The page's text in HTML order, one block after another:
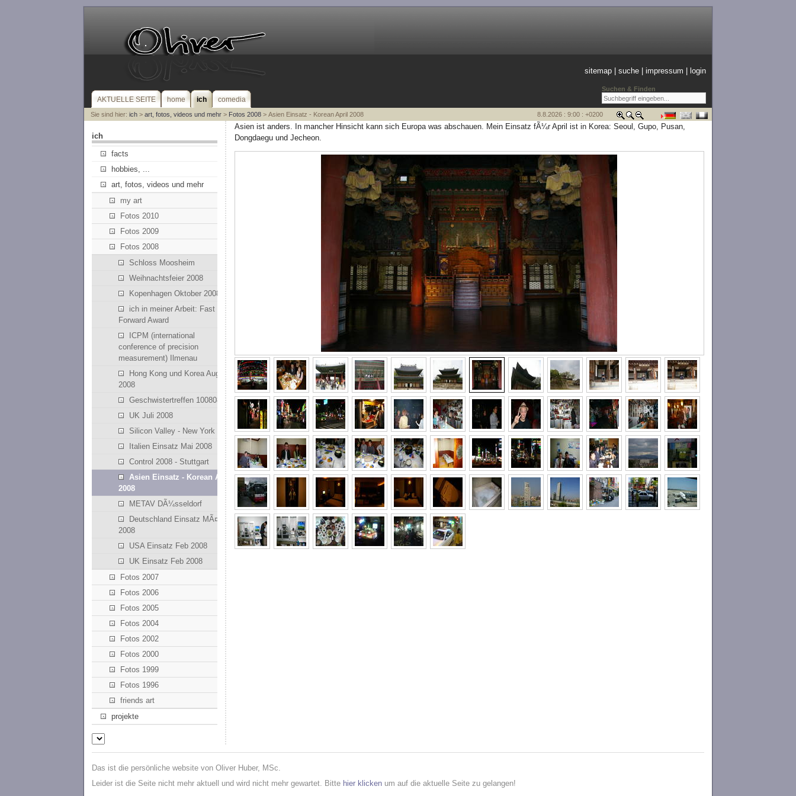
Suchen & Finden
sitemap |suche |impressum login
AKTUELLE SEITE home ich comedia
Sie sind hier: ich> art, fotos, videos und mehr> Fotos 2008> Asien Einsatz - Korean April 2008 8.8.2026 : 9:00 : +0200
ich
facts
hobbies, ...
art, fotos, videos und mehr
my art
Fotos 2010
Fotos 2009
Fotos 2008
Schloss Moosheim
Weihnachtsfeier 2008
Kopenhagen Oktober 2008
ich in meiner Arbeit: Fast
Forward Award
ICPM (international
conference of precision
measurement) Ilmenau
Hong Kong und Korea August
2008
Geschwistertreffen 100808
UK Juli 2008
Silicon Valley - New York
Italien Einsatz Mai 2008
Control 2008 - Stuttgart
Asien Einsatz - Korean April
2008
METAV DÃ¼sseldorf
Deutschland Einsatz MÃ¤rz
2008
USA Einsatz Feb 2008
UK Einsatz Feb 2008
Fotos 2007
Fotos 2006
Fotos 2005
Fotos 2004
Fotos 2002
Fotos 2000
Fotos 1999
Fotos 1996
friends art
projekte
Asien ist anders. In mancher Hinsicht kann sich Europa was abschauen. Mein Einsatz fÃ¼r April ist in Korea: Seoul, Gupo, Pusan,
Dongdaegu und Jecheon.
Das ist die persönliche website von Oliver Huber, MSc.
Leider ist die Seite nicht mehr aktuell und wird nicht mehr gewartet. Bitte hier klicken um auf die aktuelle Seite zu gelangen!